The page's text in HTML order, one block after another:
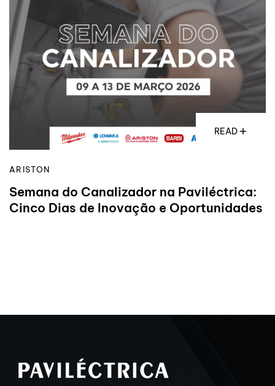
READ
ARISTON
Semana do Canalizador na Paviléctrica:
Cinco Dias de Inovação e Oportunidades